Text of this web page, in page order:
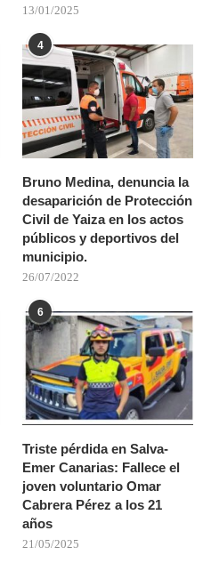
13/01/2025
4
Bruno Medina, denuncia la
desaparición de Protección
Civil de Yaiza en los actos
públicos y deportivos del
municipio.
26/07/2022
6
Triste pérdida en Salva-
Emer Canarias: Fallece el
joven voluntario Omar
Cabrera Pérez a los 21
años
21/05/2025